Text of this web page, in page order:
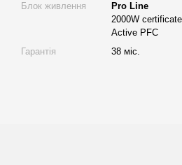
Ці параметри важливі для задач,
Материнська плата SP3
Блок живлення
Pro Line
2000W
Active PFC
Гарантія
38 міс.